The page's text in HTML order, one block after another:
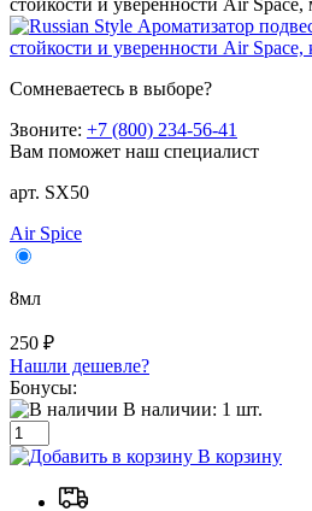
Сомневаетесь в выборе?
Звоните: +7 (800) 234-56-41
Вам поможет наш специалист
арт. SX50
Air Spice
8мл
250 ₽
Нашли дешевле?
Бонусы:
В наличии: 1 шт.
В корзину